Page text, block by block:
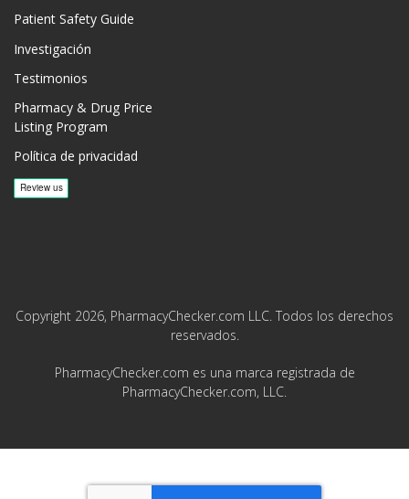
Patient Safety Guide
Investigación
Testimonios
Pharmacy & Drug Price
Listing Program
Política de privacidad
Copyright 2026, PharmacyChecker.com LLC. Todos los derechos
reservados.
PharmacyChecker.com es una marca registrada de
PharmacyChecker.com, LLC.